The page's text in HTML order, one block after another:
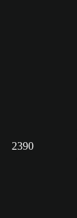
2390